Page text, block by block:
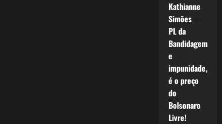
Kathianne
Simõesem
PL da
Bandidagem
e
impunidade,
é o preço
do
Bolsonaro
Livre!